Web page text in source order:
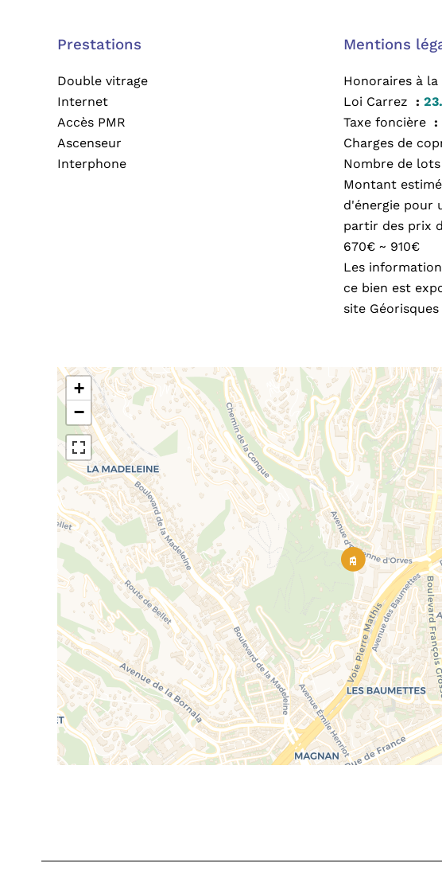
Prestations
Double vitrage
Internet
Accès PMR
Ascenseur
Interphone
Mentions
Honoraires à
Loi Carrez
Taxe foncière
Charges de
Nombre de
Montant
d'énergie pour
partir des prix
670€ ~ 910€
Les
ce bien est
site
+
−